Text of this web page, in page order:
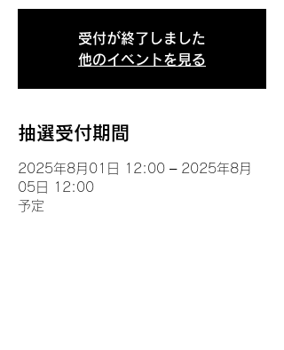
受付が終了しました
他のイベントを見る
抽選受付期間
2025年8月01日 12:00 – 2025年8月
05日 12:00
予定